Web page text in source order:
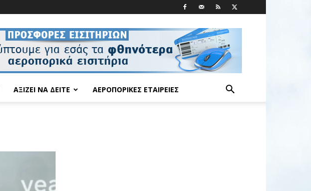
ΑΞΊΖΕΙ ΝΑ ΔΕΊΤΕ ΑΕΡΟΠΟΡΙΚΈΣ ΕΤΑΙΡΕΊΕΣ